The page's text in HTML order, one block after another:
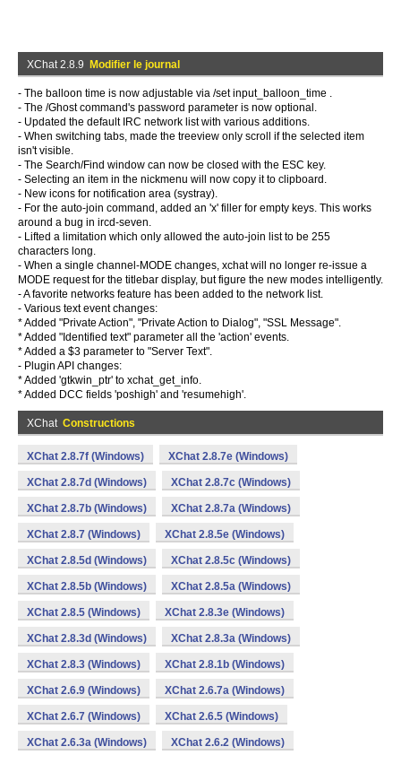
XChat 2.8.9 Modifier le journal
- The balloon time is now adjustable via /set input_balloon_time .
- The /Ghost command's password parameter is now optional.
- Updated the default IRC network list with various additions.
- When switching tabs, made the treeview only scroll if the selected item
isn't visible.
- The Search/Find window can now be closed with the ESC key.
- Selecting an item in the nickmenu will now copy it to clipboard.
- New icons for notification area (systray).
- For the auto-join command, added an 'x' filler for empty keys. This works
around a bug in ircd-seven.
- Lifted a limitation which only allowed the auto-join list to be 255
characters long.
- When a single channel-MODE changes, xchat will no longer re-issue a
MODE request for the titlebar display, but figure the new modes intelligently.
- A favorite networks feature has been added to the network list.
- Various text event changes:
* Added "Private Action", "Private Action to Dialog", "SSL Message".
* Added "Identified text" parameter all the 'action' events.
* Added a $3 parameter to "Server Text".
- Plugin API changes:
* Added 'gtkwin_ptr' to xchat_get_info.
* Added DCC fields 'poshigh' and 'resumehigh'.
XChat Constructions
XChat 2.8.7f (Windows) XChat 2.8.7e (Windows)
XChat 2.8.7d (Windows) XChat 2.8.7c (Windows)
XChat 2.8.7b (Windows) XChat 2.8.7a (Windows)
XChat 2.8.7 (Windows) XChat 2.8.5e (Windows)
XChat 2.8.5d (Windows) XChat 2.8.5c (Windows)
XChat 2.8.5b (Windows) XChat 2.8.5a (Windows)
XChat 2.8.5 (Windows) XChat 2.8.3e (Windows)
XChat 2.8.3d (Windows) XChat 2.8.3a (Windows)
XChat 2.8.3 (Windows) XChat 2.8.1b (Windows)
XChat 2.6.9 (Windows) XChat 2.6.7a (Windows)
XChat 2.6.7 (Windows) XChat 2.6.5 (Windows)
XChat 2.6.3a (Windows) XChat 2.6.2 (Windows)